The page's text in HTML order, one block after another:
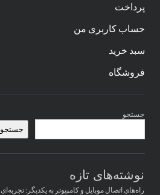
پرداخت
حساب کاربری من
سبد خرید
فروشگاه
کناری
جستجو
جستجو
نوشته‌های تازه
راه‌های اتصال موبایل و کامپیوتر به یکدیگر: تجربه‌ای